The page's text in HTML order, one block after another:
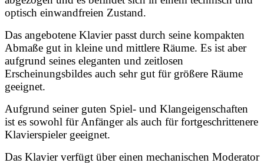
optisch einwandfreien Zustand.
Das angebotene Klavier passt durch seine kompakten
Abmaße gut in kleine und mittlere Räume. Es ist aber
aufgrund seines eleganten und zeitlosen
Erscheinungsbildes auch sehr gut für größere Räume
geeignet.
Aufgrund seiner guten Spiel- und Klangeigenschaften
ist es sowohl für Anfänger als auch für fortgeschrittenere
Klavierspieler geeignet.
Das Klavier verfügt über einen mechanischen Moderator